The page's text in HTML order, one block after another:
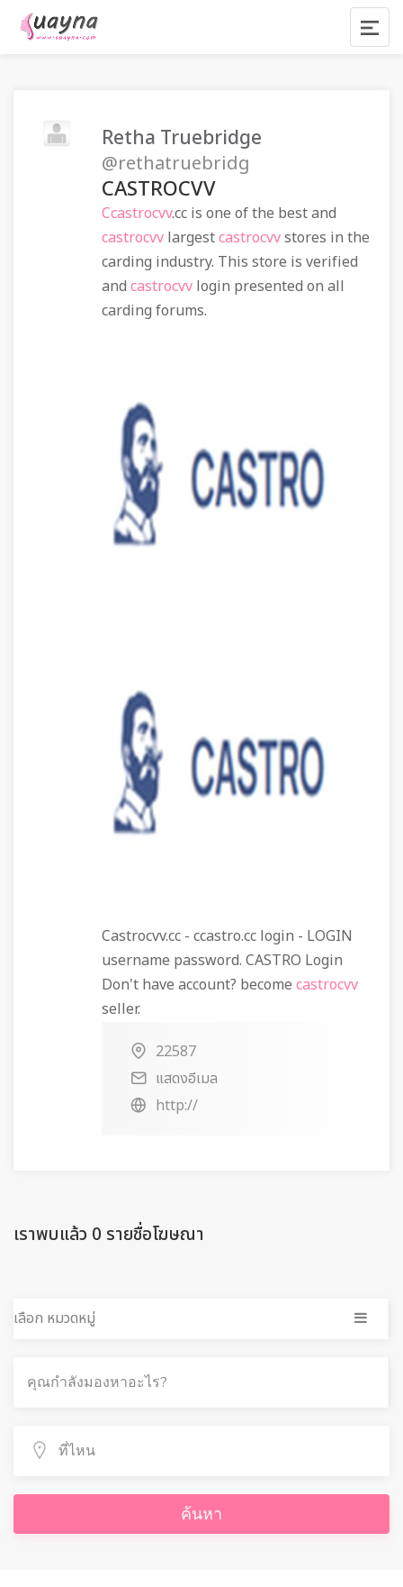
Retha Truebridge
@rethatruebridg
CASTROCVV
Ccastrocvv.cc is one of the best and
castrocvv largestcastrocvvstores in the
carding industry. This store is verified
and castrocvv login presented on all
carding forums.
Castrocvv.cc - ccastro.cc login - LOGIN
username password. CASTRO Login
Don't have account? become castrocvv
seller.
22587
แสดงอีเมล
http://
เราพบแล้ว 0 รายชื่อโฆษณา
เลือก หมวดหมู่
ค้นหา